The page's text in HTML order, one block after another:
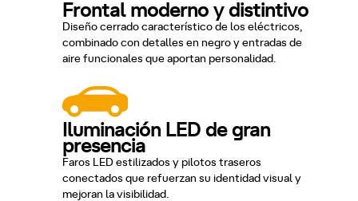
Frontal moderno y distintivo
Diseño cerrado característico de los eléctricos,
combinado con detalles en negro y entradas de
aire funcionales que aportan personalidad.
Iluminación LED de gran
presencia
Faros LED estilizados y pilotos traseros
conectados que refuerzan su identidad visual y
mejoran la visibilidad.